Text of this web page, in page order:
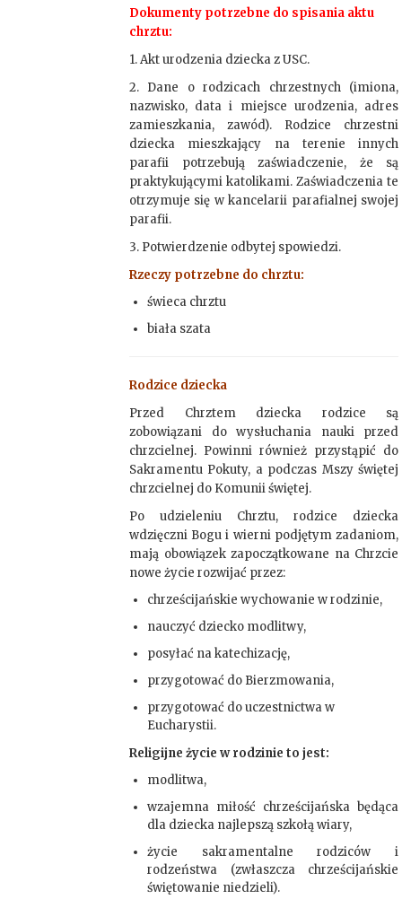
Dokumenty potrzebne do spisania aktu
chrztu:
1. Akt urodzenia dziecka z USC.
2. Dane o rodzicach chrzestnych (imiona,
nazwisko, data i miejsce urodzenia, adres
zamieszkania, zawód). Rodzice chrzestni
dziecka mieszkający na terenie innych
parafii potrzebują zaświadczenie, że są
praktykującymi katolikami. Zaświadczenia te
otrzymuje się w kancelarii parafialnej swojej
parafii.
3. Potwierdzenie odbytej spowiedzi.
Rzeczy potrzebne do chrztu:
świeca chrztu
biała szata
Rodzice dziecka
Przed Chrztem dziecka rodzice są
zobowiązani do wysłuchania nauki przed
chrzcielnej. Powinni również przystąpić do
Sakramentu Pokuty, a podczas Mszy świętej
chrzcielnej do Komunii świętej.
Po udzieleniu Chrztu, rodzice dziecka
wdzięczni Bogu i wierni podjętym zadaniom,
mają obowiązek zapoczątkowane na Chrzcie
nowe życie rozwijać przez:
chrześcijańskie wychowanie w rodzinie,
nauczyć dziecko modlitwy,
posyłać na katechizację,
przygotować do Bierzmowania,
przygotować do uczestnictwa w
Eucharystii.
Religijne życie w rodzinie to jest:
modlitwa,
wzajemna miłość chrześcijańska będąca
dla dziecka najlepszą szkołą wiary,
życie sakramentalne rodziców i
rodzeństwa (zwłaszcza chrześcijańskie
świętowanie niedzieli).